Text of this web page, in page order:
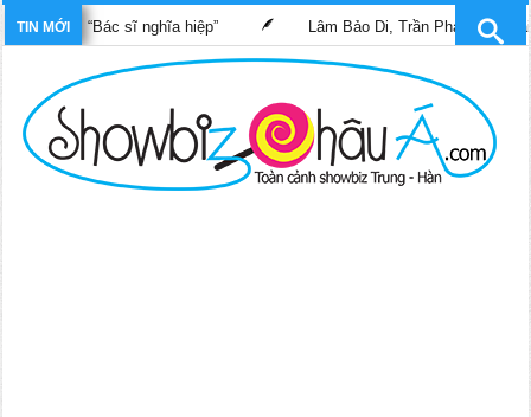
TIN MỚI
phim “Bác sĩ nghĩa hiệp” Lâm Bảo Di, Trần Pháp Dung tái